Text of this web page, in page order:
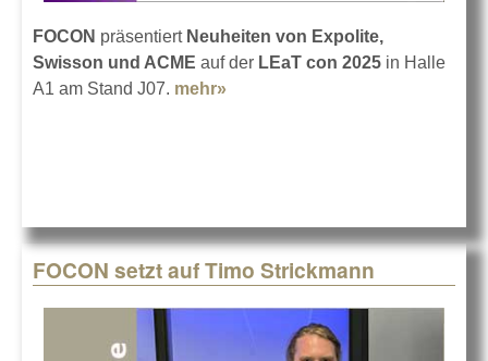
FOCON präsentiert Neuheiten von Expolite,
Swisson und ACME auf der LEaT con 2025 in Halle
A1 am Stand J07. mehr»
FOCON setzt auf Timo Strickmann